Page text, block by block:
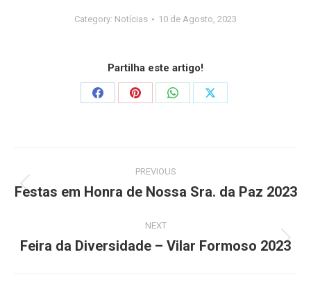
Category: Notícias 10 de Agosto, 2023
Partilha este artigo!
PREVIOUS
Festas em Honra de Nossa Sra. da Paz 2023
NEXT
Feira da Diversidade – Vilar Formoso 2023